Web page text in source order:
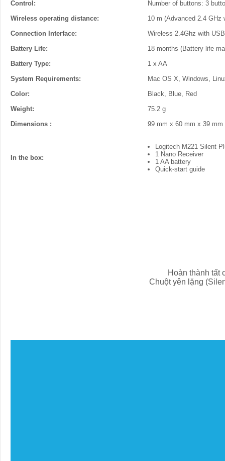
Control:
Number of buttons: 3
Wireless operating distance:
10 m (Advanced 2.4 GHz
Connection Interface:
Wireless 2.4Ghz with
Battery Life:
18 months (Battery life
Battery Type:
1 x AA
System Requirements:
Mac OS X, Windows,
Color:
Black, Blue, Red
Weight:
75.2 g
Dimensions :
99 mm x 60 mm x 39 mm
In the box:
Logitech M221 Silent
1 Nano Receiver
1 AA battery
Quick-start guide
Hoàn thành tất
Chuột yên lặng